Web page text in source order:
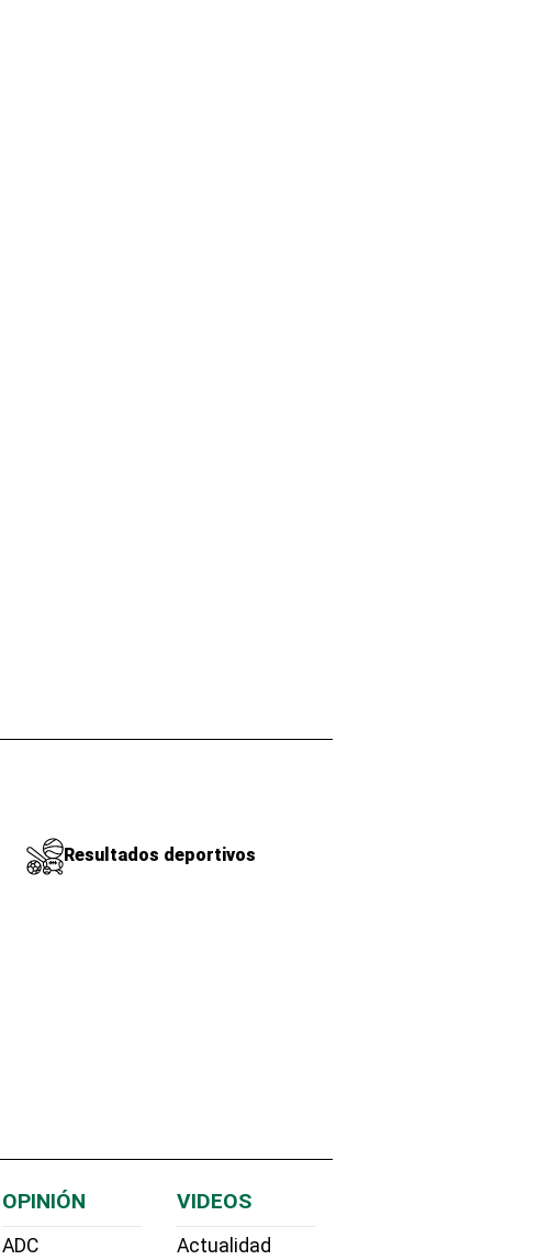
Resultados deportivos
OPINIÓN
ADC
VIDEOS
Actualidad